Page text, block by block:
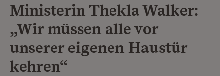
Ministerin Thekla Walker:
„Wir müssen alle vor
unserer eigenen Haustür
kehren“